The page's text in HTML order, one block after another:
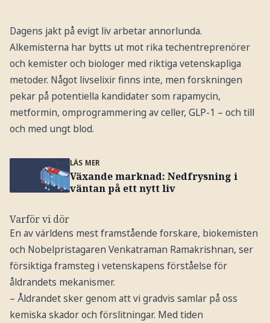
Dagens jakt på evigt liv arbetar annorlunda.
Alkemisterna har bytts ut mot rika techentreprenörer
och kemister och biologer med riktiga vetenskapliga
metoder. Något livselixir finns inte, men forskningen
pekar på potentiella kandidater som rapamycin,
metformin, omprogrammering av celler, GLP-1 – och till
och med ungt blod.
LÄS MER
Växande marknad: Nedfrysning i
väntan på ett nytt liv
Varför vi dör
En av världens mest framstående forskare, biokemisten
och Nobelpristagaren Venkatraman Ramakrishnan, ser
försiktiga framsteg i vetenskapens förståelse för
åldrandets mekanismer.
– Åldrandet sker genom att vi gradvis samlar på oss
kemiska skador och förslitningar. Med tiden